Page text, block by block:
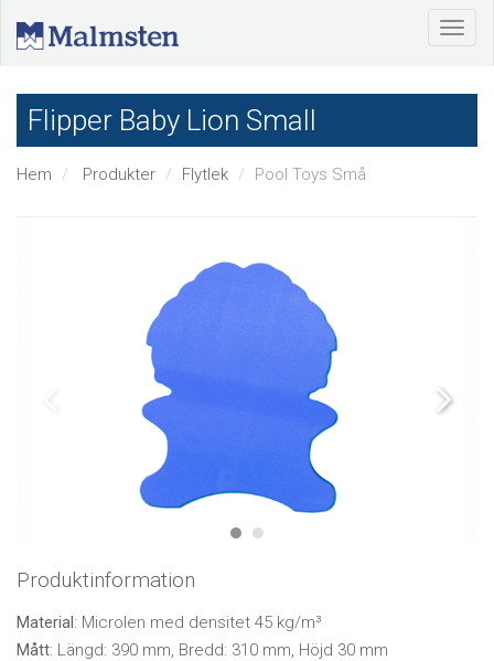
Flipper Baby Lion Small
Hem Produkter Flytlek Pool Toys Små
Produktinformation
Material: Microlen med densitet 45 kg/m³
Mått: Längd: 390 mm, Bredd: 310 mm, Höjd 30 mm